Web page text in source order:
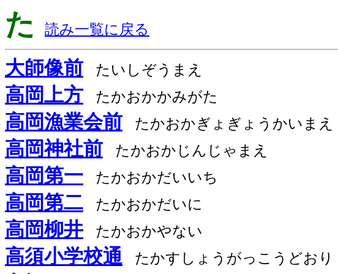
た 読み一覧に戻る
大師像前 たいしぞうまえ
高岡上方 たかおかかみがた
高岡漁業会前 たかおかぎょぎょうかいまえ
高岡神社前 たかおかじんじゃまえ
高岡第一 たかおかだいいち
高岡第二 たかおかだいに
高岡柳井 たかおかやない
高須小学校通 たかすしょうがっこうどおり